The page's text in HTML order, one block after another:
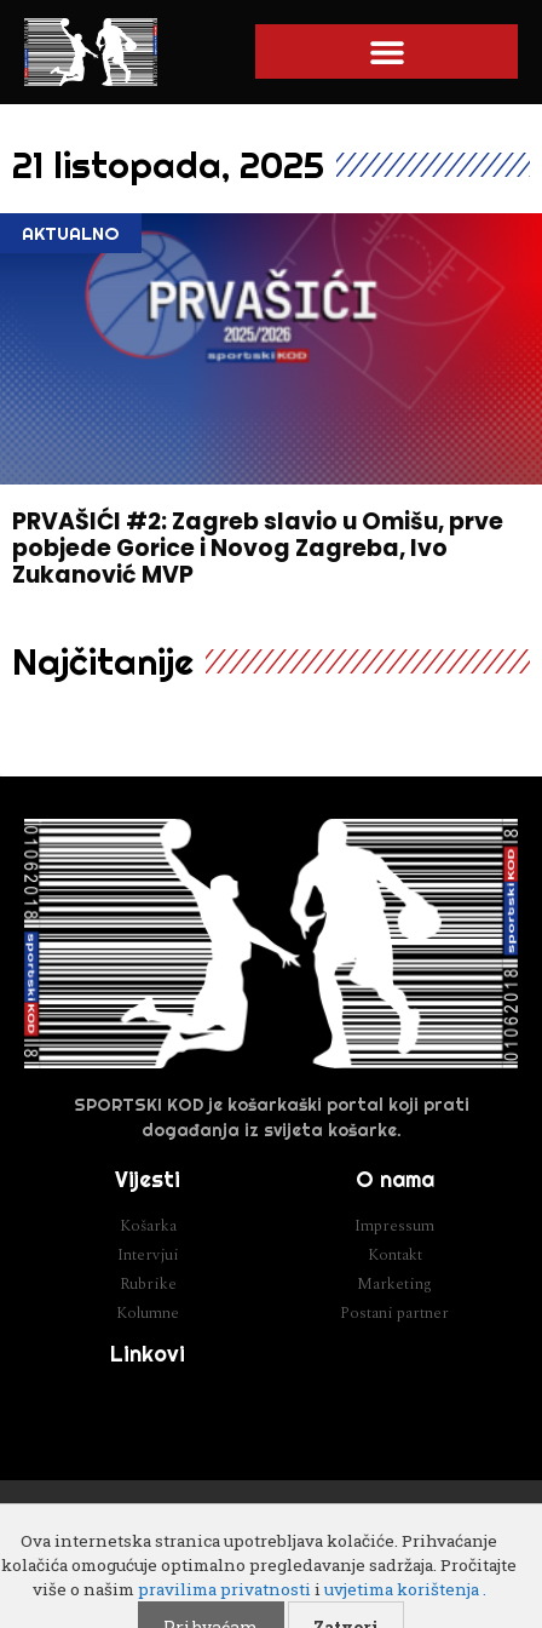
Ova internetska stranica upotrebljava kolačiće. Prihvaćanje
kolačića omogućuje optimalno pregledavanje sadržaja. Pročitajte
više o našim pravilima privatnostiiuvjetima korištenja .
21 listopada, 2025
AKTUALNO
PRVAŠIĆI #2: Zagreb slavio u Omišu, prve
pobjede Gorice i Novog Zagreba, Ivo
Zukanović MVP
Najčitanije
SPORTSKI KOD je košarkaški portal koji prati
događanja iz svijeta košarke.
Vijesti
Košarka
Intervjui
Rubrike
Kolumne
O nama
Impressum
Kontakt
Marketing
Postani partner
Linkovi